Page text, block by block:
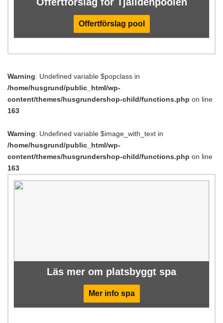
Offertförslag pool
Warning: Undefined variable $popclass in
/home/husgrund/public_html/wp-
content/themes/husgrundershop-child/functions.php on line
163
Warning: Undefined variable $image_with_text in
/home/husgrund/public_html/wp-
content/themes/husgrundershop-child/functions.php on line
163
Läs mer om platsbyggt spa
Mer info spa